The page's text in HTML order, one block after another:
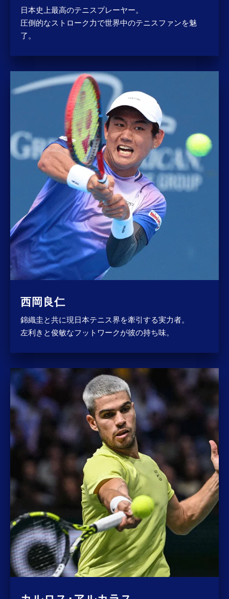
日本史上最高のテニスプレーヤー。
圧倒的なストローク力で世界中のテニスファンを魅
了。
西岡良仁
錦織圭と共に現日本テニス界を牽引する実力者。
左利きと俊敏なフットワークが彼の持ち味。